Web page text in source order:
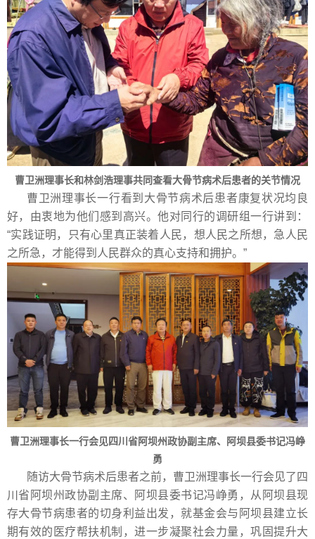
曹卫洲理事长和林剑浩理事共同查看大骨节病术后患者的关节情况
曹卫洲理事长一行看到大骨节病术后患者康复状况均良
好，由衷地为他们感到高兴。他对同行的调研组一行讲到：
“实践证明，只有心里真正装着人民，想人民之所想，急人民
之所急，才能得到人民群众的真心支持和拥护。”
曹卫洲理事长一行会见四川省阿坝州政协副主席、阿坝县委书记冯峥
勇
随访大骨节病术后患者之前，曹卫洲理事长一行会见了四
川省阿坝州政协副主席、阿坝县委书记冯峥勇，从阿坝县现
存大骨节病患者的切身利益出发，就基金会与阿坝县建立长
期有效的医疗帮扶机制，进一步凝聚社会力量，巩固提升大